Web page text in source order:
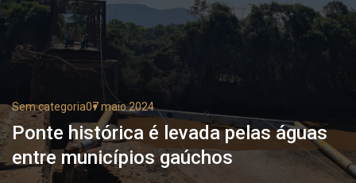
Sem categoria07 maio 2024
Ponte histórica é levada pelas águas
entre municípios gaúchos